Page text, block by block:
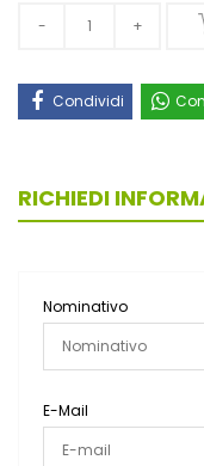
Condividi
RICHIEDI
Nominativo
E-Mail